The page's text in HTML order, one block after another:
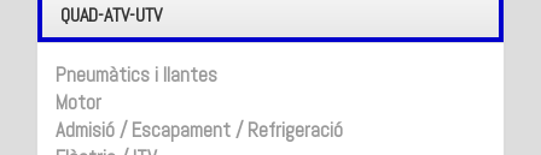
QUAD-ATV-UTV
Pneumàtics i llantes
Motor
Admisió / Escapament / Refrigeració